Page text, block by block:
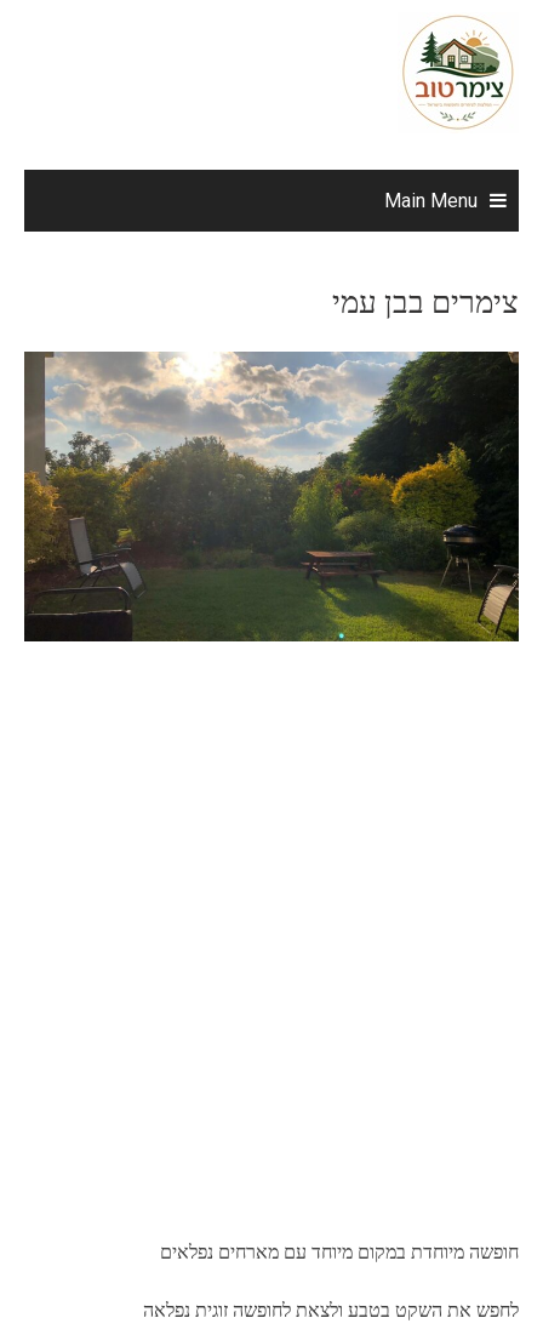
content
Main Menu
צימרים בבן עמי
חופשה מיוחדת במקום מיוחד עם מארחים נפלאים
לחפש את השקט בטבע ולצאת לחופשה זוגית נפלאה